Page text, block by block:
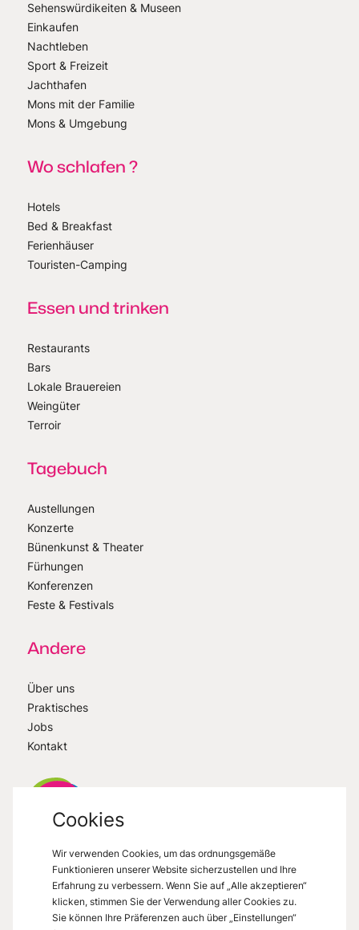
Sehenswürdikeiten & Museen
Einkaufen
Nachtleben
Sport & Freizeit
Jachthafen
Mons mit der Familie
Mons & Umgebung
Wo schlafen ?
Hotels
Bed & Breakfast
Ferienhäuser
Touristen-Camping
Essen und trinken
Restaurants
Bars
Lokale Brauereien
Weingüter
Terroir
Tagebuch
Austellungen
Konzerte
Bünenkunst & Theater
Fürhungen
Konferenzen
Feste & Festivals
Andere
Über uns
Praktisches
Jobs
Kontakt
VisitMons 2026- All right reserved
Grand Place 27, 7000 Mons
Cookies
Wir verwenden Cookies, um das ordnungsgemäße
Funktionieren unserer Website sicherzustellen und Ihre
Erfahrung zu verbessern. Wenn Sie auf „Alle akzeptieren“
klicken, stimmen Sie der Verwendung aller Cookies zu.
Sie können Ihre Präferenzen auch über „Einstellungen“